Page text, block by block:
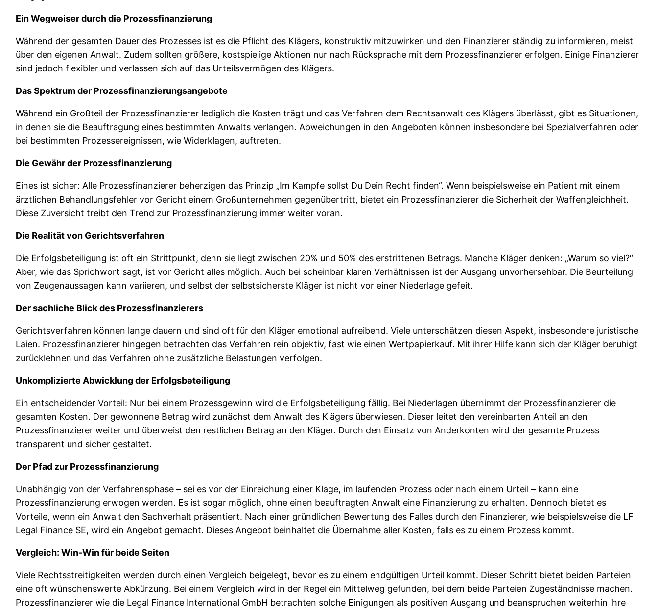
Ein Wegweiser durch die Prozessfinanzierung
Während der gesamten Dauer des Prozesses ist es die Pflicht des Klägers, konstruktiv mitzuwirken und den Finanzierer ständig zu informieren, meist
über den eigenen Anwalt. Zudem sollten größere, kostspielige Aktionen nur nach Rücksprache mit dem Prozessfinanzierer erfolgen. Einige Finanzierer
sind jedoch flexibler und verlassen sich auf das Urteilsvermögen des Klägers.
Das Spektrum der Prozessfinanzierungsangebote
Während ein Großteil der Prozessfinanzierer lediglich die Kosten trägt und das Verfahren dem Rechtsanwalt des Klägers überlässt, gibt es Situationen,
in denen sie die Beauftragung eines bestimmten Anwalts verlangen. Abweichungen in den Angeboten können insbesondere bei Spezialverfahren oder
bei bestimmten Prozessereignissen, wie Widerklagen, auftreten.
Die Gewähr der Prozessfinanzierung
Eines ist sicher: Alle Prozessfinanzierer beherzigen das Prinzip „Im Kampfe sollst Du Dein Recht finden“. Wenn beispielsweise ein Patient mit einem
ärztlichen Behandlungsfehler vor Gericht einem Großunternehmen gegenübertritt, bietet ein Prozessfinanzierer die Sicherheit der Waffengleichheit.
Diese Zuversicht treibt den Trend zur Prozessfinanzierung immer weiter voran.
Die Realität von Gerichtsverfahren
Die Erfolgsbeteiligung ist oft ein Strittpunkt, denn sie liegt zwischen 20% und 50% des erstrittenen Betrags. Manche Kläger denken: „Warum so viel?“
Aber, wie das Sprichwort sagt, ist vor Gericht alles möglich. Auch bei scheinbar klaren Verhältnissen ist der Ausgang unvorhersehbar. Die Beurteilung
von Zeugenaussagen kann variieren, und selbst der selbstsicherste Kläger ist nicht vor einer Niederlage gefeit.
Der sachliche Blick des Prozessfinanzierers
Gerichtsverfahren können lange dauern und sind oft für den Kläger emotional aufreibend. Viele unterschätzen diesen Aspekt, insbesondere juristische
Laien. Prozessfinanzierer hingegen betrachten das Verfahren rein objektiv, fast wie einen Wertpapierkauf. Mit ihrer Hilfe kann sich der Kläger beruhigt
zurücklehnen und das Verfahren ohne zusätzliche Belastungen verfolgen.
Unkomplizierte Abwicklung der Erfolgsbeteiligung
Ein entscheidender Vorteil: Nur bei einem Prozessgewinn wird die Erfolgsbeteiligung fällig. Bei Niederlagen übernimmt der Prozessfinanzierer die
gesamten Kosten. Der gewonnene Betrag wird zunächst dem Anwalt des Klägers überwiesen. Dieser leitet den vereinbarten Anteil an den
Prozessfinanzierer weiter und überweist den restlichen Betrag an den Kläger. Durch den Einsatz von Anderkonten wird der gesamte Prozess
transparent und sicher gestaltet.
Der Pfad zur Prozessfinanzierung
Unabhängig von der Verfahrensphase – sei es vor der Einreichung einer Klage, im laufenden Prozess oder nach einem Urteil – kann eine
Prozessfinanzierung erwogen werden. Es ist sogar möglich, ohne einen beauftragten Anwalt eine Finanzierung zu erhalten. Dennoch bietet es
Vorteile, wenn ein Anwalt den Sachverhalt präsentiert. Nach einer gründlichen Bewertung des Falles durch den Finanzierer, wie beispielsweise die LF
Legal Finance SE, wird ein Angebot gemacht. Dieses Angebot beinhaltet die Übernahme aller Kosten, falls es zu einem Prozess kommt.
Vergleich: Win-Win für beide Seiten
Viele Rechtsstreitigkeiten werden durch einen Vergleich beigelegt, bevor es zu einem endgültigen Urteil kommt. Dieser Schritt bietet beiden Parteien
eine oft wünschenswerte Abkürzung. Bei einem Vergleich wird in der Regel ein Mittelweg gefunden, bei dem beide Parteien Zugeständnisse machen.
Prozessfinanzierer wie die Legal Finance International GmbH betrachten solche Einigungen als positiven Ausgang und beanspruchen weiterhin ihre